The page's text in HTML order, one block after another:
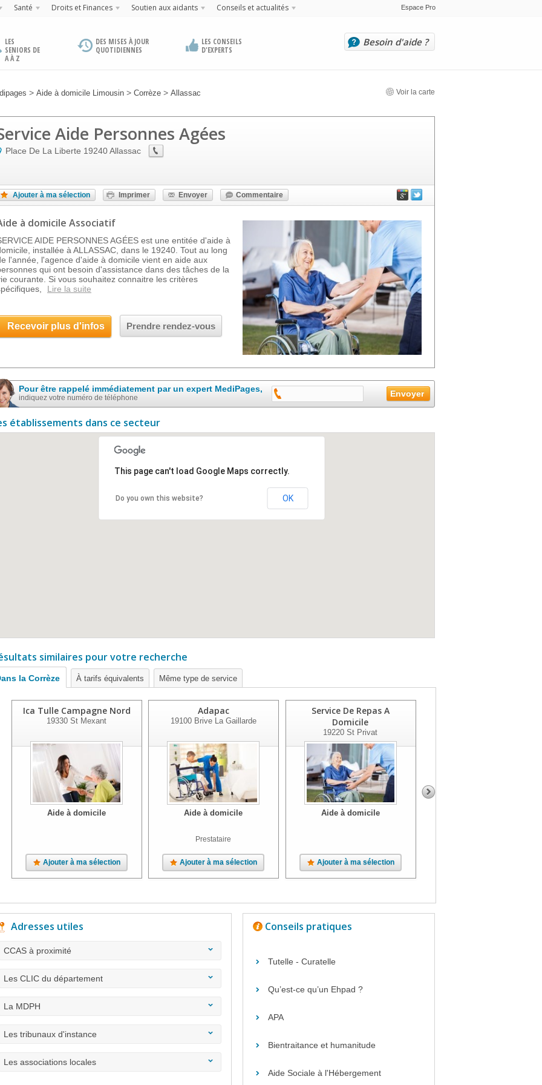
Santé Droits et Finances Soutien aux aidants Conseils et actualités Espace Pro
LES
SENIORS DE
A À Z
DES MISES À JOUR
QUOTIDIENNES
LES CONSEILS
D'EXPERTS
Besoin d'aide ?
> Aide à domicile Limousin > Corrèze > Allassac Voir la carte
Aide Personnes Agées
Place De La Liberte 19240Allassac
Ajouter à ma sélection Imprimer Envoyer Commentaire
à domicile Associatif
AIDE PERSONNES AGÉES est une entitée d'aide à
installée à ALLASSAC, dans le 19240. Tout au long
l'année, l'agence d'aide à domicile vient en aide aux
qui ont besoin d'assistance dans des tâches de la
courante. Si vous souhaitez connaitre les critères
Lire la suite
Recevoir plus d'infos Prendre rendez-vous
Pour être rappelé immédiatement par un expert MediPages,
indiquez votre numéro de téléphone
établissements dans ce secteur
This page can't load Google Maps correctly.
Do you own this website? OK
similaires pour votre recherche
la Corrèze À tarifs équivalents Même type de service
Ica Tulle Campagne Nord
19330 St Mexant
Aide à domicile
Ajouter à ma sélection
Adapac
19100Brive La Gaillarde
Aide à domicile
Prestataire
Ajouter à ma sélection
Service De Repas A
Domicile
19220 St Privat
Aide à domicile
Ajouter à ma sélection
Adresses utiles
CCAS à proximité
Les CLIC du département
La MDPH
Les tribunaux d'instance
Les associations locales
Conseils pratiques
Tutelle - Curatelle
Qu’est-ce qu’un Ehpad ?
APA
Bientraitance et humanitude
Aide Sociale à l'Hébergement